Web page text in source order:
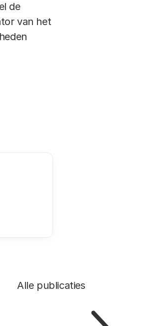
de
van het
Alle publicaties